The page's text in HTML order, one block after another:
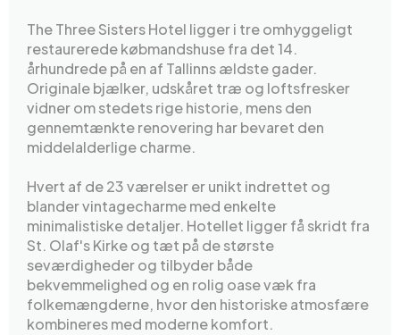
The Three Sisters Hotel ligger i tre omhyggeligt
restaurerede købmandshuse fra det 14.
århundrede på en af Tallinns ældste gader.
Originale bjælker, udskåret træ og loftsfresker
vidner om stedets rige historie, mens den
gennemtænkte renovering har bevaret den
middelalderlige charme.
Hvert af de 23 værelser er unikt indrettet og
blander vintagecharme med enkelte
minimalistiske detaljer. Hotellet ligger få skridt fra
St. Olaf's Kirke og tæt på de største
seværdigheder og tilbyder både
bekvemmelighed og en rolig oase væk fra
folkemængderne, hvor den historiske atmosfære
kombineres med moderne komfort.